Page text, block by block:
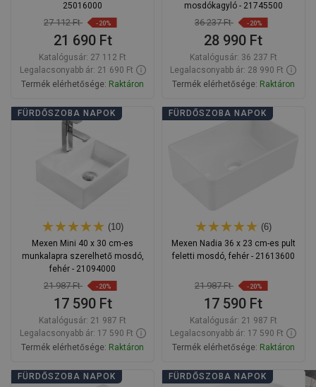
25016000
27 112 Ft -20%
21 690 Ft
Katalógusár: 27 112 Ft
Legalacsonyabb ár: 21 690 Ft
Termék elérhetősége: Raktáron
Kosárba
Hasonlítsa
mosdókagyló - 21745500
36 237 Ft -20%
28 990 Ft
Katalógusár: 36 237 Ft
Legalacsonyabb ár: 28 990 Ft
Termék elérhetősége: Raktáron
Kosárba
FÜRDŐSZOBA NAPOK
(10)
Mexen Mini 40 x 30 cm-es
munkalapra szerelhető mosdó,
fehér - 21094000
21 987 Ft -20%
17 590 Ft
Katalógusár: 21 987 Ft
Legalacsonyabb ár: 17 590 Ft
Termék elérhetősége: Raktáron
Kosárba
FÜRDŐSZOBA NAPOK
(6)
Mexen Nadia 36 x 23 cm-es pult
feletti mosdó, fehér - 21613600
21 987 Ft -20%
17 590 Ft
Katalógusár: 21 987 Ft
Legalacsonyabb ár: 17 590 Ft
Termék elérhetősége: Raktáron
Kosárba
FÜRDŐSZOBA NAPOK FÜRDŐSZOBA NAPOK